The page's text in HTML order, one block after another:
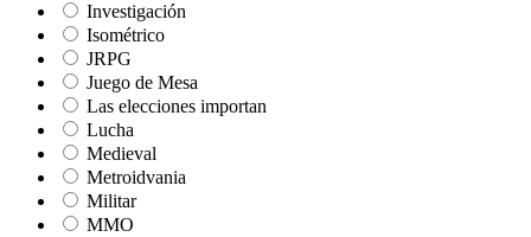
Investigación
Isométrico
JRPG
Juego de Mesa
Las elecciones importan
Lucha
Medieval
Metroidvania
Militar
MMO